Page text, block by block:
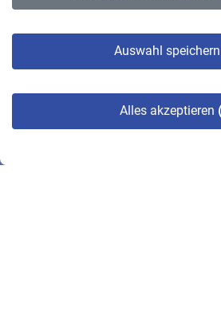
Auswahl speichern
Alles akzeptieren
© VBL 2026